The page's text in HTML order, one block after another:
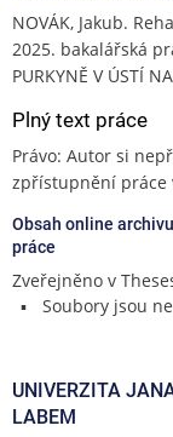
NOVÁK, Jakub.
2025. bakalářská
PURKYNĚ V ÚSTÍ
Plný text práce
Právo: Autor si
zpřístupnění práce
Obsah online
práce
Zveřejněno v
Soubory jsou
UNIVERZITA
LABEM